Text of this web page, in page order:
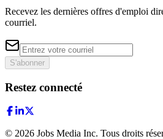
Recevez les dernières offres d'emploi
courriel.
S'abonner
Restez connecté
© 2026 Jobs Media Inc. Tous droits